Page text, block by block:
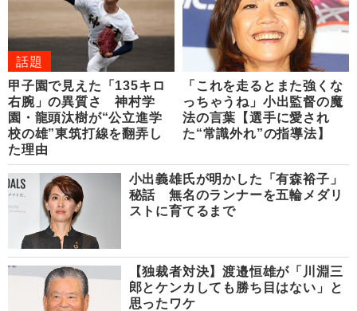
話題
甲子園で見えた「135キロ
右腕」の異質さ 神村学
園・龍頭汰樹が“公立進学
校の雄”東筑打線を翻弄し
た理由
「これを走るとまた強くな
っちゃうね」小出監督の魔
法の言葉【選手に愛され
た“常識外れ”の指導法】
小出義雄氏が明かした「有森裕子」
秘話 無名のランナーを五輪メダリ
ストに育てるまで
【独裁者対決】渡邉恒雄が「川淵三
郎とケンカしても勝ち目はない」と
思ったワケ